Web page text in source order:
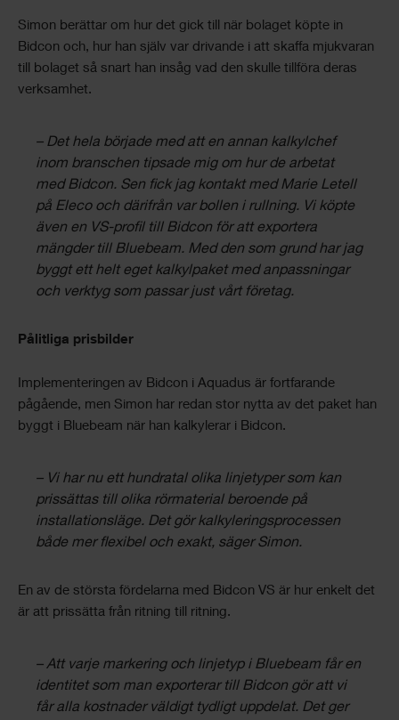
Simon berättar om hur det gick till när bolaget köpte in
Bidcon och, hur han själv var drivande i att skaffa mjukvaran
till bolaget så snart han insåg vad den skulle tillföra deras
verksamhet.
– Det hela började med att en annan kalkylchef
inom branschen tipsade mig om hur de arbetat
med Bidcon. Sen fick jag kontakt med Marie Letell
på Eleco och därifrån var bollen i rullning. Vi köpte
även en VS-profil till Bidcon för att exportera
mängder till Bluebeam. Med den som grund har jag
byggt ett helt eget kalkylpaket med anpassningar
och verktyg som passar just vårt företag.
Pålitliga prisbilder
Implementeringen av Bidcon i Aquadus är fortfarande
pågående, men Simon har redan stor nytta av det paket han
byggt i Bluebeam när han kalkylerar i Bidcon.
– Vi har nu ett hundratal olika linjetyper som kan
prissättas till olika rörmaterial beroende på
installationsläge. Det gör kalkyleringsprocessen
både mer flexibel och exakt, säger Simon.
En av de största fördelarna med Bidcon VS är hur enkelt det
är att prissätta från ritning till ritning.
– Att varje markering och linjetyp i Bluebeam får en
identitet som man exporterar till Bidcon gör att vi
får alla kostnader väldigt tydligt uppdelat. Det ger